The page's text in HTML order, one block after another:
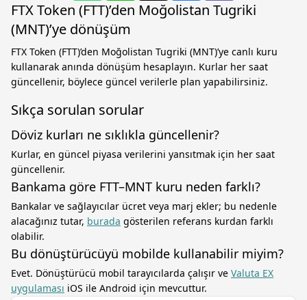
FTX Token (FTT)’den Moğolistan Tugriki
(MNT)’ye dönüşüm
FTX Token (FTT)’den Moğolistan Tugriki (MNT)’ye canlı kuru
kullanarak anında dönüşüm hesaplayın. Kurlar her saat
güncellenir, böylece güncel verilerle plan yapabilirsiniz.
Sıkça sorulan sorular
Döviz kurları ne sıklıkla güncellenir?
Kurlar, en güncel piyasa verilerini yansıtmak için her saat
güncellenir.
Bankama göre FTT–MNT kuru neden farklı?
Bankalar ve sağlayıcılar ücret veya marj ekler; bu nedenle
alacağınız tutar, burada gösterilen referans kurdan farklı
olabilir.
Bu dönüştürücüyü mobilde kullanabilir miyim?
Evet. Dönüştürücü mobil tarayıcılarda çalışır ve Valuta EX
uygulaması iOS ile Android için mevcuttur.